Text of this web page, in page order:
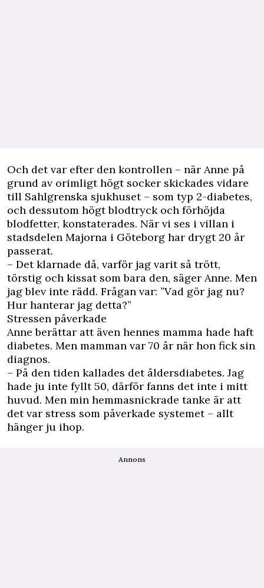
Och det var efter den kontrollen – när Anne på
grund av orimligt högt socker skickades vidare
till Sahlgrenska sjukhuset – som typ 2-diabetes,
och dessutom högt blodtryck och förhöjda
blodfetter, konstaterades. När vi ses i villan i
stadsdelen Majorna i Göteborg har drygt 20 år
passerat.
– Det klarnade då, varför jag varit så trött,
törstig och kissat som bara den, säger Anne. Men
jag blev inte rädd. Frågan var: ”Vad gör jag nu?
Hur hanterar jag detta?”
Stressen påverkade
Anne berättar att även hennes mamma hade haft
diabetes. Men mamman var 70 år när hon fick sin
diagnos.
– På den tiden kallades det åldersdiabetes. Jag
hade ju inte fyllt 50, därför fanns det inte i mitt
huvud. Men min hemmasnickrade tanke är att
det var stress som påverkade systemet – allt
hänger ju ihop.
Annons